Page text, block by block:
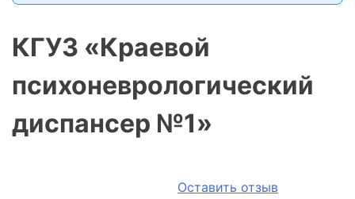
КГУЗ «Краевой
психоневрологический
диспансер №1»
Оставить отзыв